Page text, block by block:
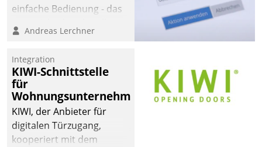
einfache Bedienung - das
Cockpit für mobile
Datatrain. Die meravis
Wohnungsbau- und
Immobilien GmbH hat
sich dabei für den Betrieb
der Lösung über die SAP
Cloud Platform
Andreas Lerchner
Integration
KIWI-Schnittstelle
für
Wohnungsunternehmen
KIWI, der Anbieter für
digitalen Türzugang,
kooperiert mit dem